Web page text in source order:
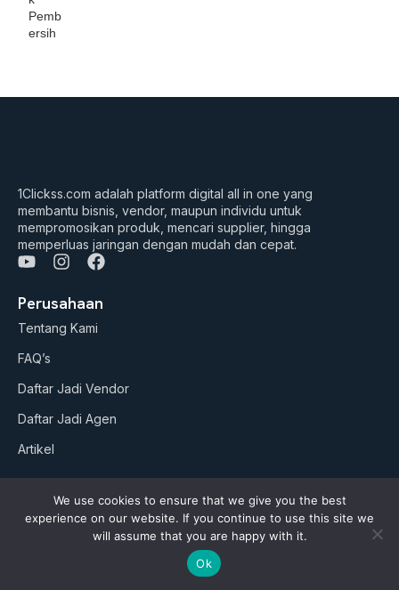
Pemb
ersih
1Clickss.com adalah platform digital all in one yang
membantu bisnis, vendor, maupun individu untuk
mempromosikan produk, mencari supplier, hingga
memperluas jaringan dengan mudah dan cepat.
Y
u
t
u
b
e
I
s
t
a
a
F
c
e
b
k
Perusahaan
Tentang Kami
FAQ’s
Daftar Jadi Vendor
Daftar Jadi Agen
Artikel
Business Suites
Paket Google ADS
We use cookies to ensure that we give you the best
experience on our website. If you continue to use this site we
will assume that you are happy with it.
Ok